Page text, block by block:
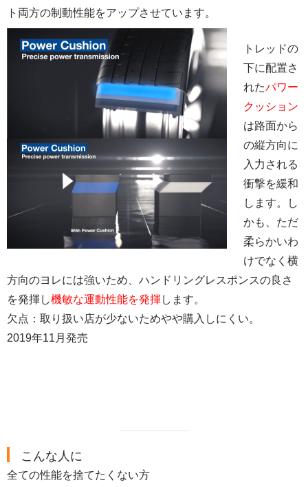
ト両方の制動性能をアップさせています。
トレッドの
下に配置さ
れたパワー
クッション
は路面から
の縦方向に
入力される
衝撃を緩和
します。し
かも、ただ
柔らかいわ
けでなく横
方向のヨレには強いため、ハンドリングレスポンスの良さ
を発揮し機敏な運動性能を発揮 します。
欠点：取り扱い店が少ないためやや購入しにくい。
2019年11月発売
こんな人に
全ての性能を捨てたくない方